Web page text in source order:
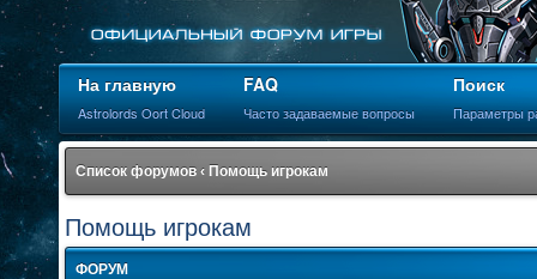
На главную
Astrolords Oort Cloud
FAQ
Часто задаваемые вопросы
Поиск
Параметры
Список форумов ‹ Помощь игрокам
Помощь игрокам
ФОРУМ